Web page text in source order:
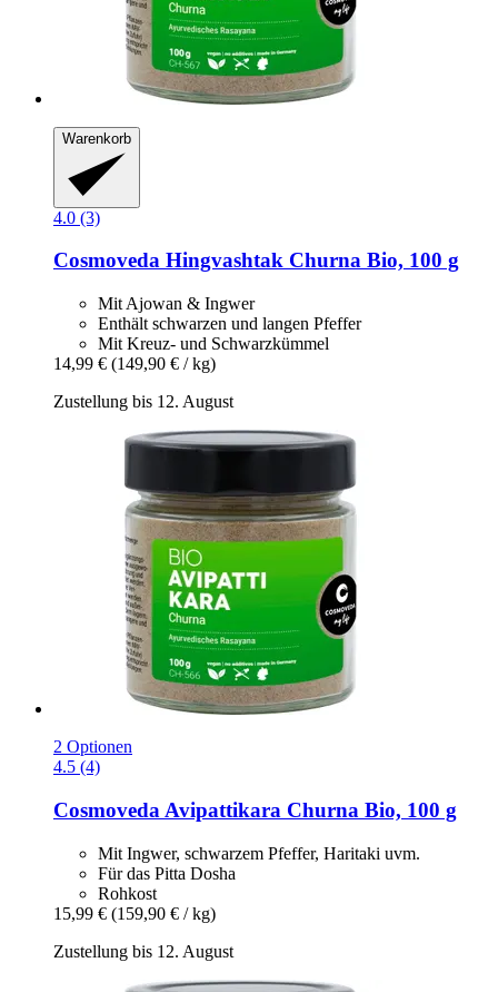
Warenkorb
4.0 (3)
Cosmoveda Hingvashtak Churna Bio, 100 g
Mit Ajowan & Ingwer
Enthält schwarzen und langen Pfeffer
Mit Kreuz- und Schwarzkümmel
14,99 € (149,90 € / kg)
Zustellung bis 12. August
2 Optionen
4.5 (4)
Cosmoveda Avipattikara Churna Bio, 100 g
Mit Ingwer, schwarzem Pfeffer, Haritaki uvm.
Für das Pitta Dosha
Rohkost
15,99 € (159,90 € / kg)
Zustellung bis 12. August